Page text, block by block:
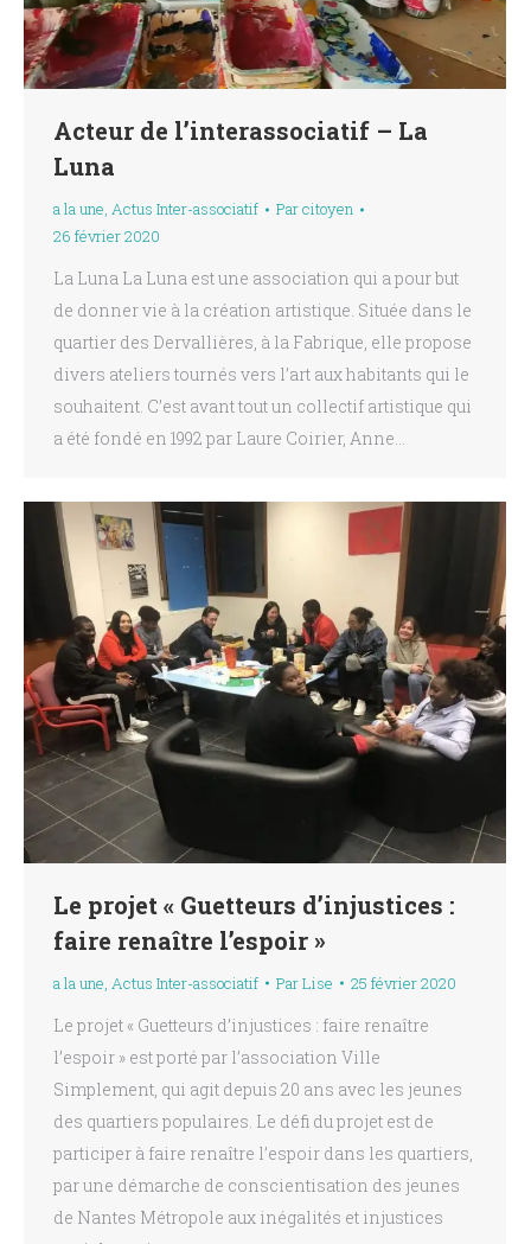
Acteur de l’interassociatif – La
Luna
a la une, Actus Inter-associatif Parcitoyen
26 février 2020
La Luna La Luna est une association qui a pour but
de donner vie à la création artistique. Située dans le
quartier des Dervallières, à la Fabrique, elle propose
divers ateliers tournés vers l’art aux habitants qui le
souhaitent. C’est avant tout un collectif artistique qui
a été fondé en 1992 par Laure Coirier, Anne…
Le projet « Guetteurs d’injustices :
faire renaître l’espoir »
a la une, Actus Inter-associatif ParLise 25 février 2020
Le projet « Guetteurs d’injustices : faire renaître
l’espoir » est porté par l’association Ville
Simplement, qui agit depuis 20 ans avec les jeunes
des quartiers populaires. Le défi du projet est de
participer à faire renaître l’espoir dans les quartiers,
par une démarche de conscientisation des jeunes
de Nantes Métropole aux inégalités et injustices